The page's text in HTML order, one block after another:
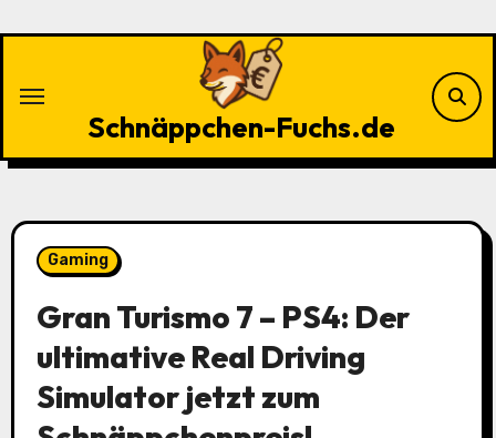
Schnäppchen-Fuchs.de
Gaming
Gran Turismo 7 – PS4: Der
ultimative Real Driving
Simulator jetzt zum